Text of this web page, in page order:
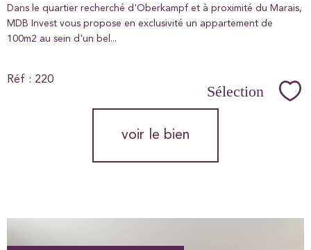
Dans le quartier recherché d'Oberkampf et à proximité du Marais,
MDB Invest vous propose en exclusivité un appartement de
100m2 au sein d'un bel...
Réf : 220
Sélection
voir le bien